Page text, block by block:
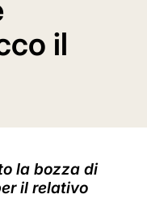
il
la bozza di
il relativo